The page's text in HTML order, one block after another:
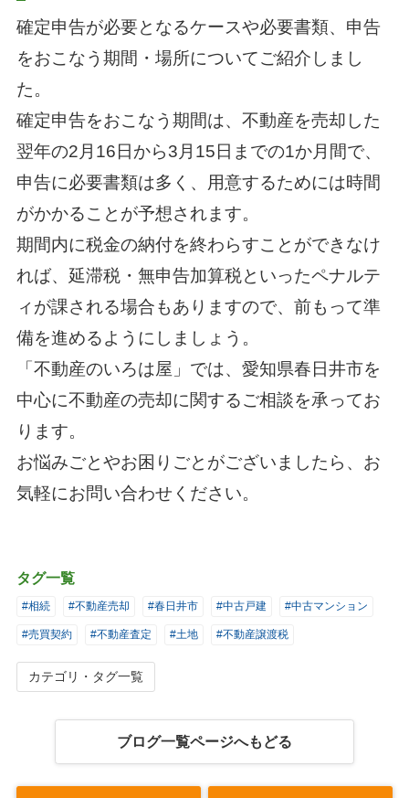
確定申告が必要となるケースや必要書類、申告
をおこなう期間・場所についてご紹介しまし
た。
確定申告をおこなう期間は、不動産を売却した
翌年の2月16日から3月15日までの1か月間で、
申告に必要書類は多く、用意するためには時間
がかかることが予想されます。
期間内に税金の納付を終わらすことができなけ
れば、延滞税・無申告加算税といったペナルテ
ィが課される場合もありますので、前もって準
備を進めるようにしましょう。
「不動産のいろは屋」では、愛知県春日井市を
中心に不動産の売却に関するご相談を承ってお
ります。
お悩みごとやお困りごとがございましたら、お
気軽にお問い合わせください。
タグ一覧
#相続 #不動産売却 #春日井市 #中古戸建 #中古マンション
#売買契約 #不動産査定 #土地 #不動産譲渡税
カテゴリ・タグ一覧
ブログ一覧ページへもどる